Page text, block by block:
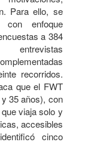
Para ello, se
con enfoque
a 384
recorridos.
que el FWT
35 años), con
viaja solo y
accesibles
cinco